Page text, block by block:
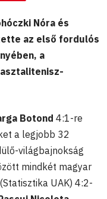
Nóra és
az első fordulós
a
Botond 4:1-re
a legjobb 32
világbajnokság
mindkét magyar
(Statisztika UAK) 4:2-